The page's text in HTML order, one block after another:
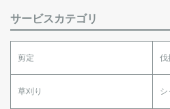
サービスカテゴリ
剪定 伐
草刈り